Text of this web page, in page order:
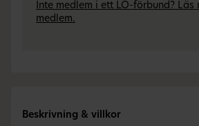
Inte medlem i ett LO-förbund? Läs
medlem.
Beskrivning & villkor